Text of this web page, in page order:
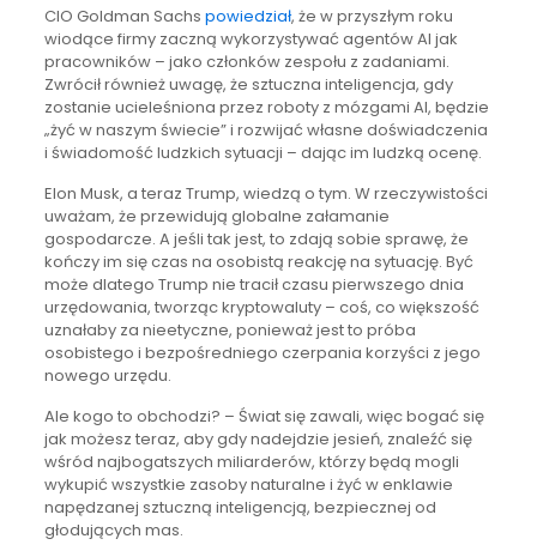
CIO Goldman Sachs powiedział, że w przyszłym roku
wiodące firmy zaczną wykorzystywać agentów AI jak
pracowników – jako członków zespołu z zadaniami.
Zwrócił również uwagę, że sztuczna inteligencja, gdy
zostanie ucieleśniona przez roboty z mózgami AI, będzie
„żyć w naszym świecie” i rozwijać własne doświadczenia
i świadomość ludzkich sytuacji – dając im ludzką ocenę.
Elon Musk, a teraz Trump, wiedzą o tym. W rzeczywistości
uważam, że przewidują globalne załamanie
gospodarcze. A jeśli tak jest, to zdają sobie sprawę, że
kończy im się czas na osobistą reakcję na sytuację. Być
może dlatego Trump nie tracił czasu pierwszego dnia
urzędowania, tworząc kryptowaluty – coś, co większość
uznałaby za nieetyczne, ponieważ jest to próba
osobistego i bezpośredniego czerpania korzyści z jego
nowego urzędu.
Ale kogo to obchodzi? – Świat się zawali, więc bogać się
jak możesz teraz, aby gdy nadejdzie jesień, znaleźć się
wśród najbogatszych miliarderów, którzy będą mogli
wykupić wszystkie zasoby naturalne i żyć w enklawie
napędzanej sztuczną inteligencją, bezpiecznej od
głodujących mas.